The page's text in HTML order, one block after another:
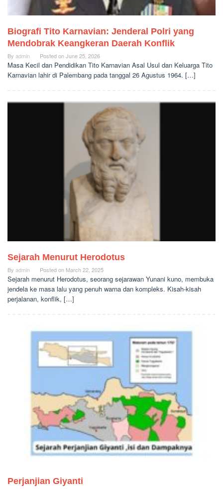
Biografi Tito Karnavian: Jenderal Polri yang
Mendobrak Keangkeran Daerah Konflik
By admin Posted onJune 25, 2026
Masa Kecil dan Pendidikan Tito Karnavian Asal Usul dan Keluarga Tito
Karnavian lahir di Palembang pada tanggal 26 Agustus 1964. […]
Sejarah Menurut Herodotus
By admin Posted on March 22, 2025
Sejarah menurut Herodotus, seorang sejarawan Yunani kuno, membuka
jendela ke masa lalu yang penuh warna dan kompleks. Kisah-kisah
perjalanan, konflik, […]
Perjanjian Giyanti